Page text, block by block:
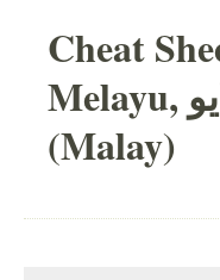
Cheat
Melayu, بهاس ملايو‎
(Malay)